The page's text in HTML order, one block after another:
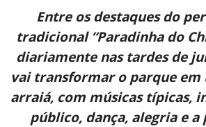
Entre os destaques do
tradicional “Paradinha do
diariamente nas tardes de
vai transformar o parque
arraiá, com músicas típicas,
público, dança, alegria e a